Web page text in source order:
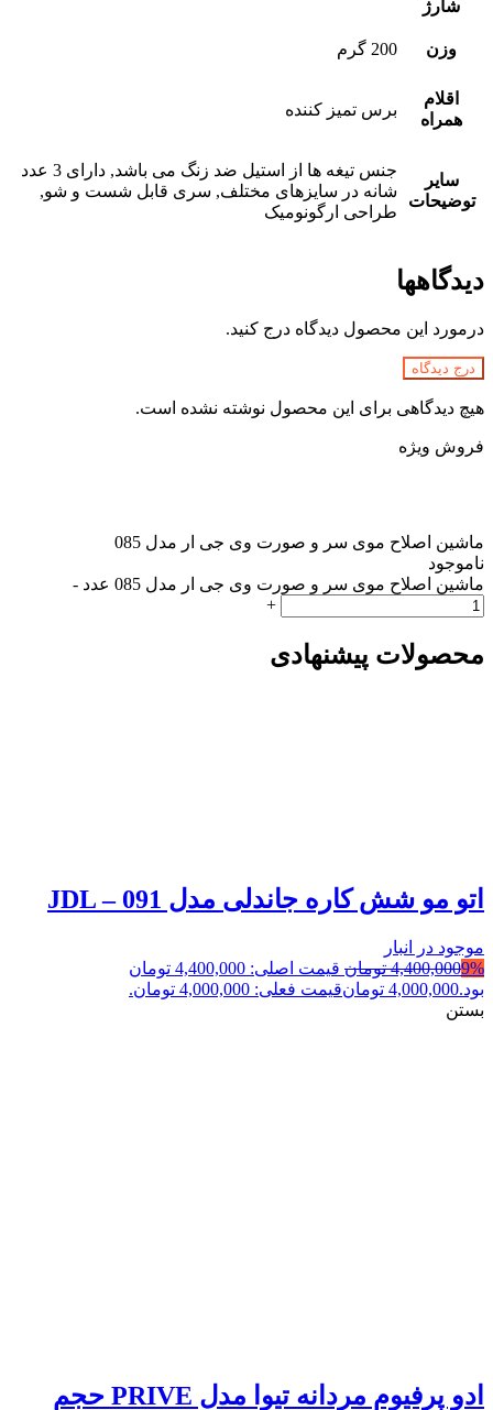
شارژ
وزن 200 گرم
اقلام
همراه
برس تمیز کننده
سایر
توضیحات
جنس تیغه ها از استیل ضد زنگ می باشد, دارای 3 عدد
شانه در سایزهای مختلف, سری قابل شست و شو,
طراحی ارگونومیک
دیدگاهها
درمورد این محصول دیدگاه درج کنید.
درج دیدگاه
هیچ دیدگاهی برای این محصول نوشته نشده است.
فروش ویژه
ماشین اصلاح موی سر و صورت وی جی ار مدل 085
ناموجود
ماشین اصلاح موی سر و صورت وی جی ار مدل 085 عدد
-
+
محصولات پیشنهادی
اتو مو شش کاره جاندلی مدل JDL – 091
موجود در انبار
9%
4,400,000 تومان
قیمت اصلی: 4,400,000 تومان
بود.4,000,000 تومانقیمت فعلی: 4,000,000 تومان.
بستن
ادو پرفیوم مردانه تیوا مدل PRIVE حجم